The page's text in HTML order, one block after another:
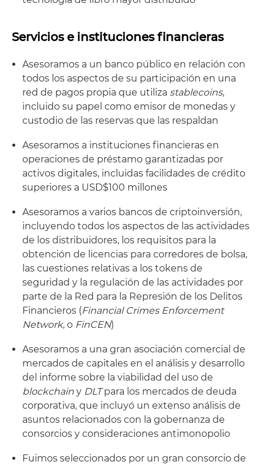
Servicios e instituciones financieras
Asesoramos a un banco público en relación con
todos los aspectos de su participación en una
red de pagos propia que utiliza stablecoins,
incluido su papel como emisor de monedas y
custodio de las reservas que las respaldan
Asesoramos a instituciones financieras en
operaciones de préstamo garantizadas por
activos digitales, incluidas facilidades de crédito
superiores a USD$100 millones
Asesoramos a varios bancos de criptoinversión,
incluyendo todos los aspectos de las actividades
de los distribuidores, los requisitos para la
obtención de licencias para corredores de bolsa,
las cuestiones relativas a los tokens de
seguridad y la regulación de las actividades por
parte de la Red para la Represión de los Delitos
Financieros (Financial Crimes Enforcement
Network, o FinCEN)
Asesoramos a una gran asociación comercial de
mercados de capitales en el análisis y desarrollo
del informe sobre la viabilidad del uso de
blockchain y DLTpara los mercados de deuda
corporativa, que incluyó un extenso análisis de
asuntos relacionados con la gobernanza de
consorcios y consideraciones antimonopolio
Fuimos seleccionados por un gran consorcio de